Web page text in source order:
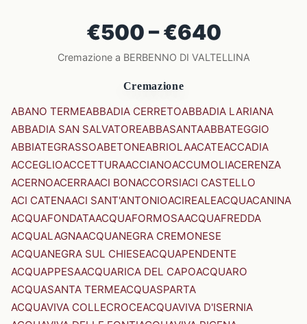
€500 – €640
Cremazione a BERBENNO DI VALTELLINA
Cremazione
ABANO TERMEABBADIA CERRETOABBADIA LARIANA
ABBADIA SAN SALVATOREABBASANTAABBATEGGIO
ABBIATEGRASSOABETONEABRIOLAACATEACCADIA
ACCEGLIOACCETTURAACCIANOACCUMOLIACERENZA
ACERNOACERRAACI BONACCORSIACI CASTELLO
ACI CATENAACI SANT'ANTONIOACIREALEACQUACANINA
ACQUAFONDATAACQUAFORMOSAACQUAFREDDA
ACQUALAGNAACQUANEGRA CREMONESE
ACQUANEGRA SUL CHIESEACQUAPENDENTE
ACQUAPPESAACQUARICA DEL CAPOACQUARO
ACQUASANTA TERMEACQUASPARTA
ACQUAVIVA COLLECROCEACQUAVIVA D'ISERNIA